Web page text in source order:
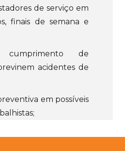
de serviço em
finais de semana e
de
acidentes de
em possíveis